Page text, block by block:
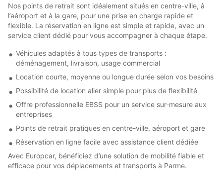
Nos points de retrait sont idéalement situés en centre-ville, à
l’aéroport et à la gare, pour une prise en charge rapide et
flexible. La réservation en ligne est simple et rapide, avec un
service client dédié pour vous accompagner à chaque étape.
Véhicules adaptés à tous types de transports :
déménagement, livraison, usage commercial
Location courte, moyenne ou longue durée selon vos besoins
Possibilité de location aller simple pour plus de flexibilité
Offre professionnelle EBSS pour un service sur-mesure aux
entreprises
Points de retrait pratiques en centre-ville, aéroport et gare
Réservation en ligne facile avec assistance client dédiée
Avec Europcar, bénéficiez d’une solution de mobilité fiable et
efficace pour vos déplacements et transports à Parme.